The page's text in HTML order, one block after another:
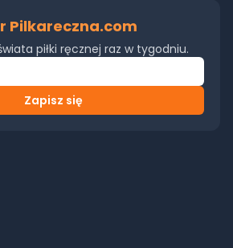
Pilkareczna.com
piłki ręcznej raz w tygodniu.
Zapisz się